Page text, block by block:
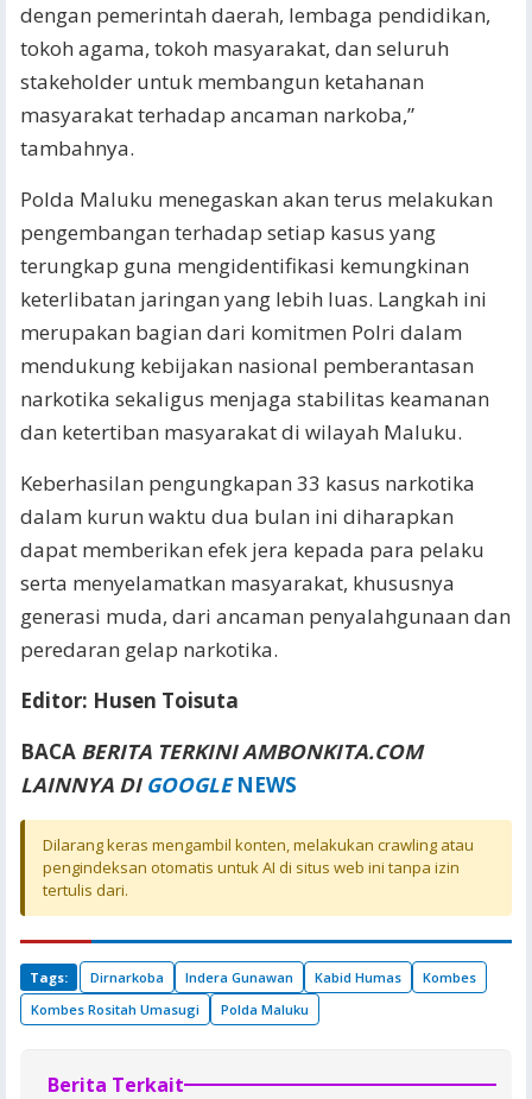
dengan pemerintah daerah, lembaga pendidikan,
tokoh agama, tokoh masyarakat, dan seluruh
stakeholder untuk membangun ketahanan
masyarakat terhadap ancaman narkoba,”
tambahnya.
Polda Maluku menegaskan akan terus melakukan
pengembangan terhadap setiap kasus yang
terungkap guna mengidentifikasi kemungkinan
keterlibatan jaringan yang lebih luas. Langkah ini
merupakan bagian dari komitmen Polri dalam
mendukung kebijakan nasional pemberantasan
narkotika sekaligus menjaga stabilitas keamanan
dan ketertiban masyarakat di wilayah Maluku.
Keberhasilan pengungkapan 33 kasus narkotika
dalam kurun waktu dua bulan ini diharapkan
dapat memberikan efek jera kepada para pelaku
serta menyelamatkan masyarakat, khususnya
generasi muda, dari ancaman penyalahgunaan dan
peredaran gelap narkotika.
Editor: Husen Toisuta
BACA BERITA TERKINI AMBONKITA.COM
LAINNYA DI GOOGLENEWS
Dilarang keras mengambil konten, melakukan crawling atau
pengindeksan otomatis untuk AI di situs web ini tanpa izin
tertulis dari.
Tags: Dirnarkoba Indera Gunawan Kabid Humas
Kombes
Kombes Rositah Umasugi
Polda Maluku
Berita Terkait